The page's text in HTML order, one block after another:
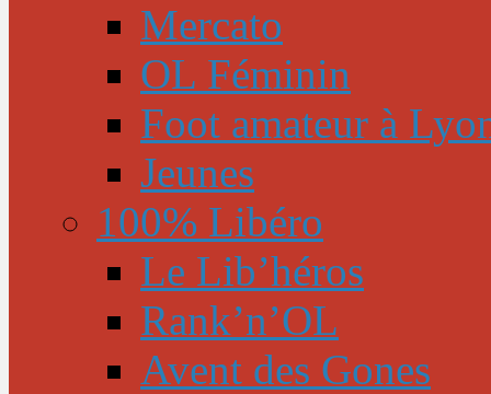
Mercato
OL Féminin
Foot amateur à
Jeunes
100% Libéro
Le Lib’héros
Rank’n’OL
Avent des Gones